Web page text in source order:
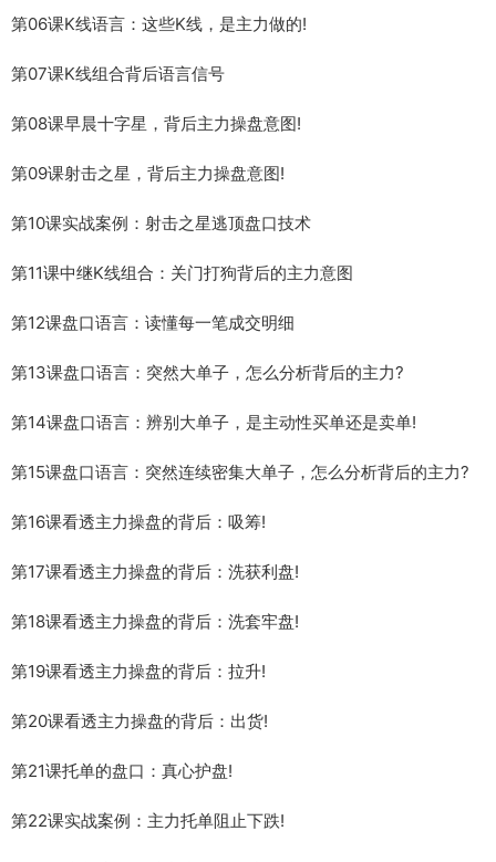
第06课K线语言：这些K线，是主力做的!
第07课K线组合背后语言信号
第08课早晨十字星，背后主力操盘意图!
第09课射击之星，背后主力操盘意图!
第10课实战案例：射击之星逃顶盘口技术
第11课中继K线组合：关门打狗背后的主力意图
第12课盘口语言：读懂每一笔成交明细
第13课盘口语言：突然大单子，怎么分析背后的主力?
第14课盘口语言：辨别大单子，是主动性买单还是卖单!
第15课盘口语言：突然连续密集大单子，怎么分析背后的主力?
第16课看透主力操盘的背后：吸筹!
第17课看透主力操盘的背后：洗获利盘!
第18课看透主力操盘的背后：洗套牢盘!
第19课看透主力操盘的背后：拉升!
第20课看透主力操盘的背后：出货!
第21课托单的盘口：真心护盘!
第22课实战案例：主力托单阻止下跌!